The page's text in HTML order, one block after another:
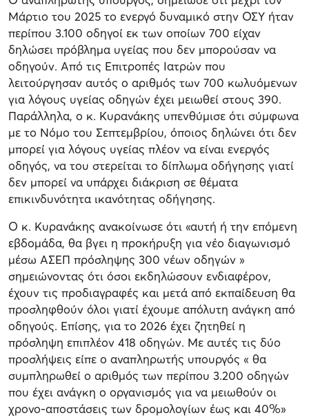
Μάρτιο του 2025 το ενεργό δυναμικό στην ΟΣΥ ήταν
περίπου 3.100 οδηγοί εκ των οποίων 700 είχαν
δηλώσει πρόβλημα υγείας που δεν μπορούσαν να
οδηγούν. Από τις Επιτροπές Ιατρών που
λειτούργησαν αυτός ο αριθμός των 700 κωλυόμενων
για λόγους υγείας οδηγών έχει μειωθεί στους 390.
Παράλληλα, ο κ. Κυρανάκης υπενθύμισε ότι σύμφωνα
με το Νόμο του Σεπτεμβρίου, όποιος δηλώνει ότι δεν
μπορεί για λόγους υγείας πλέον να είναι ενεργός
οδηγός, να του στερείται το δίπλωμα οδήγησης γιατί
δεν μπορεί να υπάρχει διάκριση σε θέματα
επικινδυνότητα ικανότητας οδήγησης.
Ο κ. Κυρανάκης ανακοίνωσε ότι «αυτή ή την επόμενη
εβδομάδα, θα βγει η προκήρυξη για νέο διαγωνισμό
μέσω ΑΣΕΠ πρόσληψης 300 νέων οδηγών »
σημειώνοντας ότι όσοι εκδηλώσουν ενδιαφέρον,
έχουν τις προδιαγραφές και μετά από εκπαίδευση θα
προσληφθούν όλοι γιατί έχουμε απόλυτη ανάγκη από
οδηγούς. Επίσης, για το 2026 έχει ζητηθεί η
πρόσληψη επιπλέον 418 οδηγών. Με αυτές τις δύο
προσλήψεις είπε ο αναπληρωτής υπουργός « θα
συμπληρωθεί ο αριθμός των περίπου 3.200 οδηγών
που έχει ανάγκη ο οργανισμός για να μειωθούν οι
χρονο-αποστάσεις των δρομολογίων έως και 40%»